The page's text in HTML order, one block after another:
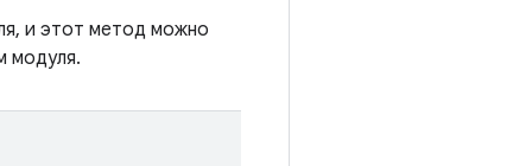
и этот метод можно
модуля.